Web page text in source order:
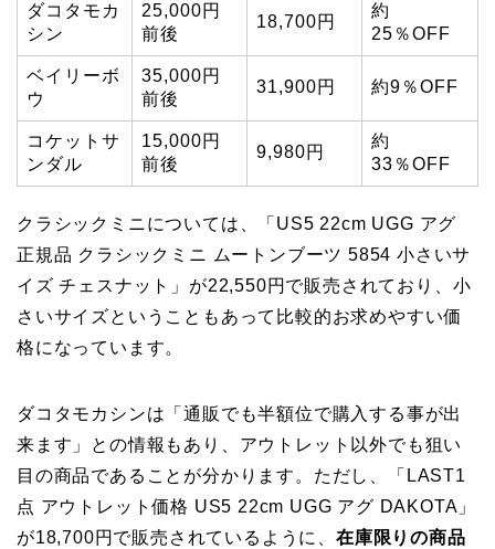
ダコタモカ
シン
25,000円
前後
18,700円
約
25％OFF
ベイリーボ
ウ
35,000円
前後
31,900円 約9％OFF
コケットサ
ンダル
15,000円
前後
9,980円
約
33％OFF
クラシックミニについては、「US5 22cm UGG アグ
正規品 クラシックミニ ムートンブーツ 5854 小さいサ
イズ チェスナット」が22,550円で販売されており、小
さいサイズということもあって比較的お求めやすい価
格になっています。
ダコタモカシンは「通販でも半額位で購入する事が出
来ます」との情報もあり、アウトレット以外でも狙い
目の商品であることが分かります。ただし、「LAST1
点 アウトレット価格 US5 22cm UGG アグ DAKOTA」
が18,700円で販売されているように、 在庫限りの商品